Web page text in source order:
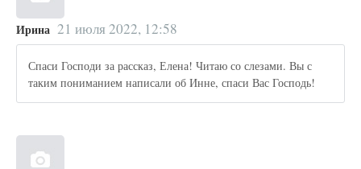
Ирина 21 июля 2022, 12:58
Спаси Господи за рассказ, Елена! Читаю со слезами. Вы с
таким пониманием написали об Инне, спаси Вас Господь!